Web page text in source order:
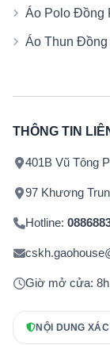
Áo Polo Đồng
Áo Thun Đồng
THÔNG TIN
401B Vũ Tông
97 Khương
Hotline:
Giờ mở cửa: 8h
NỘI DUNG